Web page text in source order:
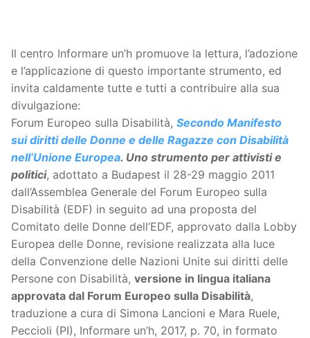
Il centro Informare un’h promuove la lettura, l’adozione
e l’applicazione di questo importante strumento, ed
invita caldamente tutte e tutti a contribuire alla sua
divulgazione:
Forum Europeo sulla Disabilità, Secondo Manifesto
sui diritti delle Donne e delle Ragazze con Disabilità
nell’Unione Europea. Uno strumento per attivisti e
politici, adottato a Budapest il 28-29 maggio 2011
dall’Assemblea Generale del Forum Europeo sulla
Disabilità (EDF) in seguito ad una proposta del
Comitato delle Donne dell’EDF, approvato dalla Lobby
Europea delle Donne, revisione realizzata alla luce
della Convenzione delle Nazioni Unite sui diritti delle
Persone con Disabilità, versione in lingua italiana
approvata dal Forum Europeo sulla Disabilità,
traduzione a cura di Simona Lancioni e Mara Ruele,
Peccioli (PI), Informare un’h, 2017, p. 70, in formato